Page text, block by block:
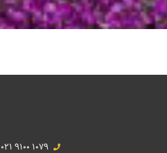
021 9100 1079